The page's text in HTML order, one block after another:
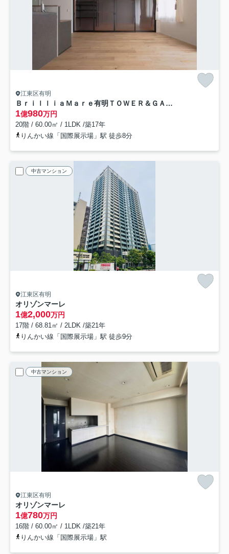
江東区有明
ＢｒｉｌｌｉａＭａｒｅ有明ＴＯＷＥＲ＆ＧＡＲＤＥＮ
1億980万円
20階 / 60.00㎡ / 1LDK /築17年
りんかい線「国際展示場」駅 徒歩8分
中古マンション
江東区有明
オリゾンマーレ
1億2,000万円
17階 / 68.81㎡ / 2LDK /築21年
りんかい線「国際展示場」駅 徒歩9分
中古マンション
江東区有明
オリゾンマーレ
1億780万円
16階 / 60.00㎡ / 1LDK /築21年
りんかい線「国際展示場」駅